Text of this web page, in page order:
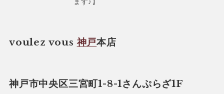
voulez vous神戸本店
神戸市中央区三宮町1-8-1さんぷらざ1F